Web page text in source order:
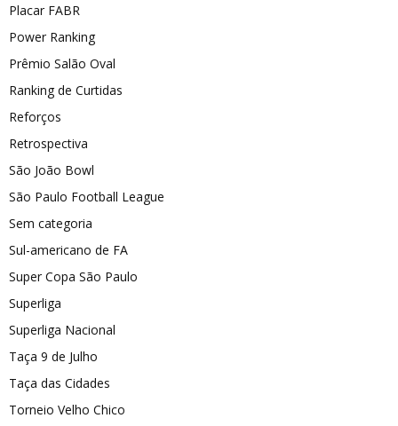
Placar FABR
Power Ranking
Prêmio Salão Oval
Ranking de Curtidas
Reforços
Retrospectiva
São João Bowl
São Paulo Football League
Sem categoria
Sul-americano de FA
Super Copa São Paulo
Superliga
Superliga Nacional
Taça 9 de Julho
Taça das Cidades
Torneio Velho Chico